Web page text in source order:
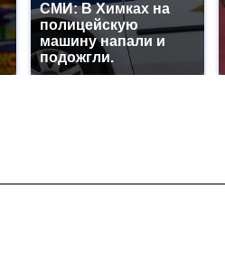
СМИ: В Химках на
полицейскую
машину напали и
подожгли.